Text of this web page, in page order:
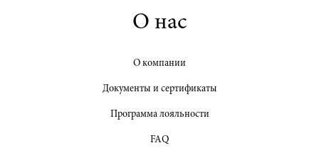
О нас
О компании
Документы и сертификаты
Программа лояльности
FAQ